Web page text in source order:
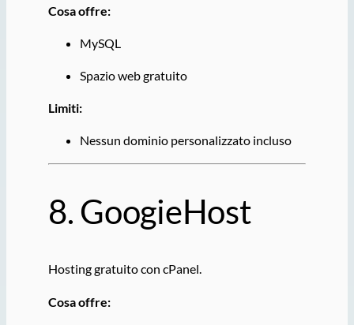
Cosa offre:
MySQL
Spazio web gratuito
Limiti:
Nessun dominio personalizzato incluso
8. GoogieHost
Hosting gratuito con cPanel.
Cosa offre: